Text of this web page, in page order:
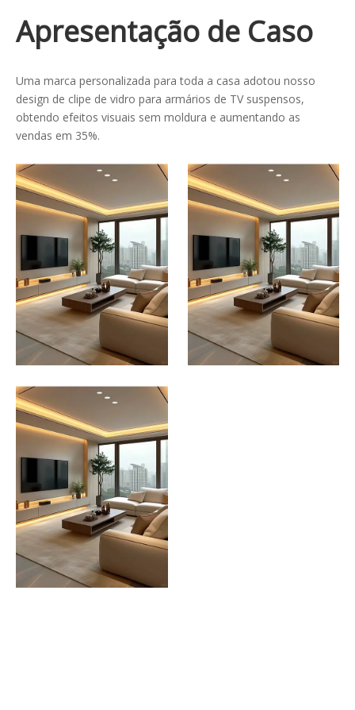
Apresentação de Caso
Uma marca personalizada para toda a casa adotou nosso
design de clipe de vidro para armários de TV suspensos,
obtendo efeitos visuais sem moldura e aumentando as
vendas em 35%.